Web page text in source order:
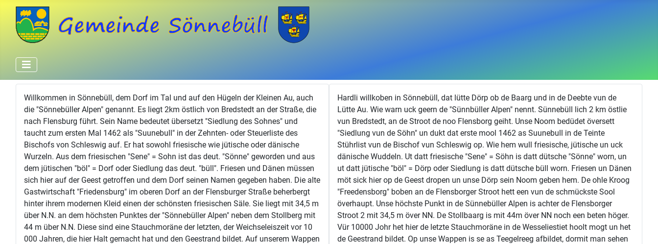
Willkommen in Sönnebüll, dem Dorf im Tal und auf den Hügeln der Kleinen Au, auch
die "Sönnebüller Alpen" genannt. Es liegt 2km östlich von Bredstedt an der Straße, die
nach Flensburg führt. Sein Name bedeutet übersetzt "Siedlung des Sohnes" und
taucht zum ersten Mal 1462 als "Suunebull" in der Zehnten- oder Steuerliste des
Bischofs von Schleswig auf. Er hat sowohl friesische wie jütische oder dänische
Wurzeln. Aus dem friesischen "Sene" = Sohn ist das deut. "Sönne" geworden und aus
dem jütischen "böl" = Dorf oder Siedlung das deut. "büll". Friesen und Dänen müssen
sich hier auf der Geest getroffen und dem Dorf seinen Namen gegeben haben. Die alte
Gastwirtschaft "Friedensburg" im oberen Dorf an der Flensburger Straße beherbergt
hinter ihrem modernen Kleid einen der schönsten friesischen Säle. Sie liegt mit 34,5 m
über N.N. an dem höchsten Punktes der "Sönnebüller Alpen" neben dem Stollberg mit
44 m über N.N. Diese sind eine Stauchmoräne der letzten, der Weichseleiszeit vor 10
000 Jahren, die hier Halt gemacht hat und den Geestrand bildet. Auf unserem Wappen
Hardli willkoben in Sönnebüll, dat lütte Dörp ob de Baarg und in de Deebte vun de
Lütte Au. Wie warn uck geern de "Sünnbüller Alpen" nennt. Sünnebüll lich 2 km östlie
vun Bredstedt, an de Stroot de noo Flensborg geiht. Unse Noom bedüdet översett
"Siedlung vun de Söhn" un dukt dat erste mool 1462 as Suunebull in de Teinte
Stührlist vun de Bischof vun Schleswig op. Wie hem wull friesische, jütische un uck
dänische Wuddeln. Ut datt friesische "Sene" = Söhn is datt dütsche "Sönne" worn, un
ut datt jütische "böl" = Dörp oder Siedlung is datt dütsche büll worn. Friesen un Dänen
möt sick hier op de Geest dropen un unse Dörp sein Noom geben hem. De ohle Kroog
"Freedensborg" boben an de Flensborger Stroot hett een vun de schmückste Sool
överhaupt. Unse höchste Punkt in de Sünnebüller Alpen is achter de Flensborger
Stroot 2 mit 34,5 m över NN. De Stollbaarg is mit 44m över NN noch een beten höger.
Vür 10000 Johr het hier de letzte Stauchmoräne in de Wesseliestiet hoolt mogt un het
de Geestrand bildet. Op unse Wappen is se as Teegelreeg afbildet, dormit man sehen